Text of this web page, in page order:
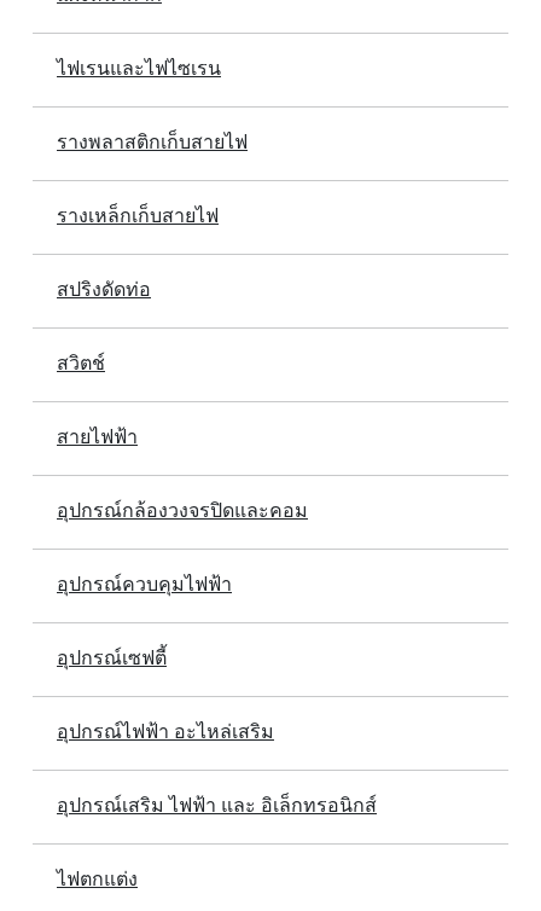
ไฟเรนและไฟไซเรน
รางพลาสติกเก็บสายไฟ
รางเหล็กเก็บสายไฟ
สปริงดัดท่อ
สวิตช์
สายไฟฟ้า
อุปกรณ์กล้องวงจรปิดและคอม
อุปกรณ์ควบคุมไฟฟ้า
อุปกรณ์เซฟตี้
อุปกรณ์ไฟฟ้า อะไหล่เสริม
อุปกรณ์เสริม ไฟฟ้า และ อิเล็กทรอนิกส์
ไฟตกแต่ง